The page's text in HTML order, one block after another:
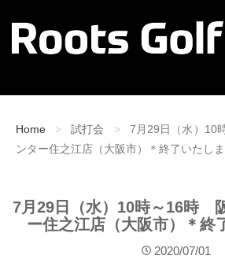
Home 試打会
7月29日（水）10
ンター住之江店（大阪市）＊終了いたし
7月29日（水）10時～16時
ー住之江店（大阪市）＊終
2020/07/01